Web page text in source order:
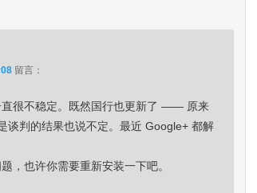
留言：
直很不稳定。既然国行也更新了 —— 原来
判的结果也说不定。最近 Google+ 都解
，也许你需要重新安装一下吧。